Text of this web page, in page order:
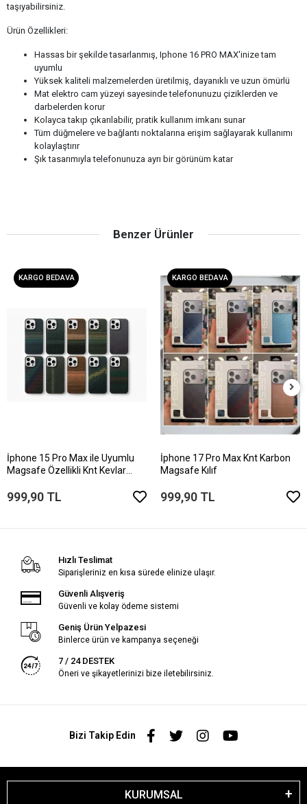
taşıyabilirsiniz.
Ürün Özellikleri:
Hassas bir şekilde tasarlanmış, Iphone 16 PRO MAX'inize tam
uyumlu
Yüksek kaliteli malzemelerden üretilmiş, dayanıklı ve uzun ömürlü
Mat elektro cam yüzeyi sayesinde telefonunuzu çiziklerden ve
darbelerden korur
Kolayca takıp çıkarılabilir, pratik kullanım imkanı sunar
Tüm düğmelere ve bağlantı noktalarına erişim sağlayarak kullanımı
kolaylaştırır
Şık tasarımıyla telefonunuza ayrı bir görünüm katar
Benzer Ürünler
KARGO BEDAVA
İphone 15 Pro Max ile Uyumlu
Magsafe Özellikli Knt Kevlar
999,90 TL
KARGO BEDAVA
İphone 17 Pro Max Knt Karbon
Magsafe Kılıf
999,90 TL
Hızlı Teslimat
Siparişleriniz en kısa sürede elinize ulaşır.
Güvenli Alışveriş
Güvenli ve kolay ödeme sistemi
Geniş Ürün Yelpazesi
Binlerce ürün ve kampanya seçeneği
7 / 24 DESTEK
Öneri ve şikayetlerinizi bize iletebilirsiniz.
Bizi Takip Edin
KURUMSAL